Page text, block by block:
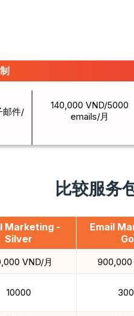
邮件/
140,000 VND/5000
emails/月
比较服务
Marketing -
Silver
Email
VND/月 900,000
10000